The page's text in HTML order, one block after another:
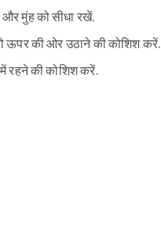
और मुंह को सीधा रखें.
ऊपर की ओर उठाने की कोशिश करें.
की कोशिश करें.